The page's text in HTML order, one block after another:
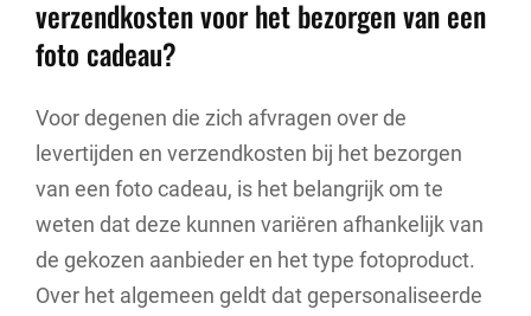
verzendkosten voor het bezorgen van een
foto cadeau?
Voor degenen die zich afvragen over de
levertijden en verzendkosten bij het bezorgen
van een foto cadeau, is het belangrijk om te
weten dat deze kunnen variëren afhankelijk van
de gekozen aanbieder en het type fotoproduct.
Over het algemeen geldt dat gepersonaliseerde